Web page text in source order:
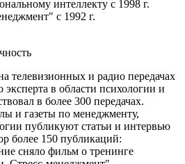
интеллекту с 1998 г.
с 1992 г.
телевизионных и радио передачах
эксперта в области психологии и
в более 300 передачах.
и газеты по менеджменту,
публикуют статьи и интервью
более 150 публикаций:
сняло фильм о тренинге